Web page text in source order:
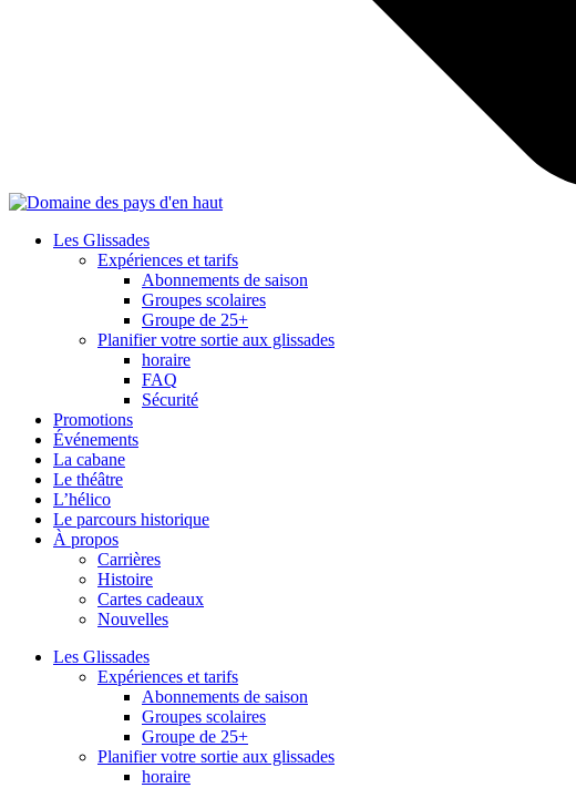
Les Glissades
Expériences et tarifs
Abonnements de saison
Groupes scolaires
Groupe de 25+
Planifier votre sortie aux glissades
horaire
FAQ
Sécurité
Promotions
Événements
La cabane
Le théâtre
L’hélico
Le parcours historique
À propos
Carrières
Histoire
Cartes cadeaux
Nouvelles
Les Glissades
Expériences et tarifs
Abonnements de saison
Groupes scolaires
Groupe de 25+
Planifier votre sortie aux glissades
horaire